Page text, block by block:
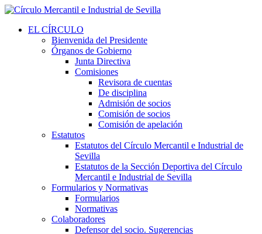
EL CÍRCULO
Bienvenida del Presidente
Órganos de Gobierno
Junta Directiva
Comisiones
Revisora de cuentas
De disciplina
Admisión de socios
Comisión de socios
Comisión de apelación
Estatutos
Estatutos del Círculo Mercantil e Industrial de
Sevilla
Estatutos de la Sección Deportiva del Círculo
Mercantil e Industrial de Sevilla
Formularios y Normativas
Formularios
Normativas
Colaboradores
Defensor del socio. Sugerencias